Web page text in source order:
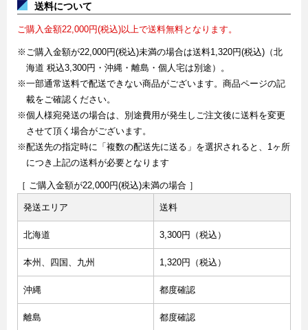
送料について
ご購入金額22,000円(税込)以上で送料無料となります。
※ご購入金額が22,000円(税込)未満の場合は送料1,320円(税込)（北
海道 税込3,300円・沖縄・離島・個人宅は別途）。
※一部通常送料で配送できない商品がございます。商品ページの記
載をご確認ください。
※個人様宛発送の場合は、別途費用が発生しご注文後に送料を変更
させて頂く場合がございます。
※配送先の指定時に「複数の配送先に送る」を選択されると、1ヶ所
につき上記の送料が必要となります
［ ご購入金額が22,000円(税込)未満の場合 ］
発送エリア 送料
北海道 3,300円（税込）
本州、四国、九州 1,320円（税込）
沖縄 都度確認
離島 都度確認